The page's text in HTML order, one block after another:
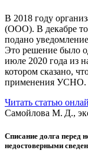
В 2018 году
(ООО). В декабре
подано
Это решение было
июле 2020 года из
котором сказано,
применения УСНО.
Читать статью
Самойлова М. Д.,
Списание долга перед
недостоверными